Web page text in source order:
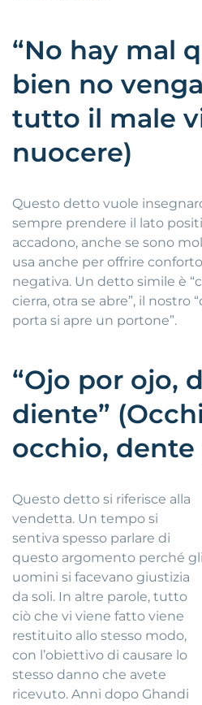
“No hay mal
bien no
tutto il male
nuocere)
Questo detto vuole
sempre prendere il lato
accadono, anche se sono
usa anche per offrire
negativa. Un detto simile è
cierra, otra se abre”, il nostro
porta si apre un portone”.
“Ojo por ojo,
diente”
occhio,
Questo detto si riferisce alla
vendetta. Un tempo si
sentiva spesso parlare di
questo argomento perché gli
uomini si facevano giustizia
da soli. In altre parole, tutto
ciò che vi viene fatto viene
restituito allo stesso modo,
con l’obiettivo di causare lo
stesso danno che avete
ricevuto. Anni dopo Ghandi